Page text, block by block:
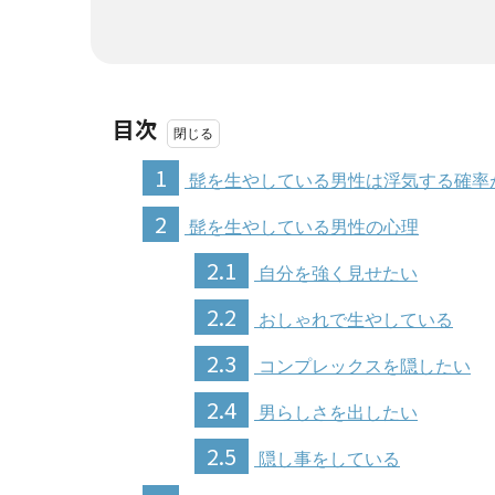
目次
1
髭を生やしている男性は浮気する確率
2 髭を生やしている男性の心理
2.1 自分を強く見せたい
2.2 おしゃれで生やしている
2.3 コンプレックスを隠したい
2.4 男らしさを出したい
2.5 隠し事をしている